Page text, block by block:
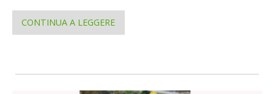
CONTINUA A LEGGERE